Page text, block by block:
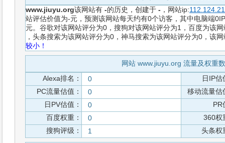
www.jiuyu.org该网站有 -的历史，创建于 - ，网站ip:
站评估价值为-元，预测该网站每天约有0个访客，其中电脑端
元。谷歌对该网站评分为0，搜狗对该网站评分为1，百度为该
，头条搜索为该网站评分为0，神马搜索为该网站评分为0，该
较小！
网站 www.jiuyu.org 流量及权重
Alexa排名：
0
日IP估
PC流量估值：
0
移动流量估
日PV估值：
0
PR
百度权重：
0
360权
搜狗评级：
1 头条权